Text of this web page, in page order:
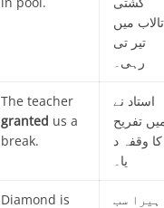
تالاب میں
تیر تی
رہی۔
The teacher
granted us a
break.
استاد نے
تفریح
کا وقفہ د
یا۔
Diamond is
ہیرا سب